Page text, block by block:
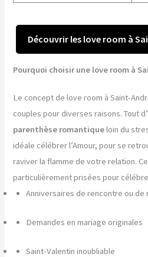
Découvrir les love room à
Pourquoi choisir une love room à
Le concept de love room à Saint-
couples pour diverses raisons. Tout
parenthèse romantiqueloin du
idéale célébrer l’Amour, pour se
raviver la flamme de votre relation.
particulièrement prisées pour
Anniversaires de rencontre ou de
Demandes en mariage originales
Saint-Valentin inoubliable